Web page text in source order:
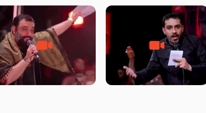
شور ، حسینا! به‌ حق زهرا «أُنْظُرْ
إِلَینا» – عزاداری شب هفتم ماه
جانا جانا ابی عبدالله – کربلایی
جواد مقدم – شب هشتم محرم